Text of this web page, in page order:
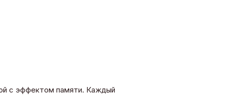
с эффектом памяти. Каждый